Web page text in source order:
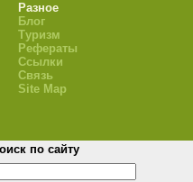
Разное
Блог
Туризм
Рефераты
Ссылки
Связь
Site Map
по сайту